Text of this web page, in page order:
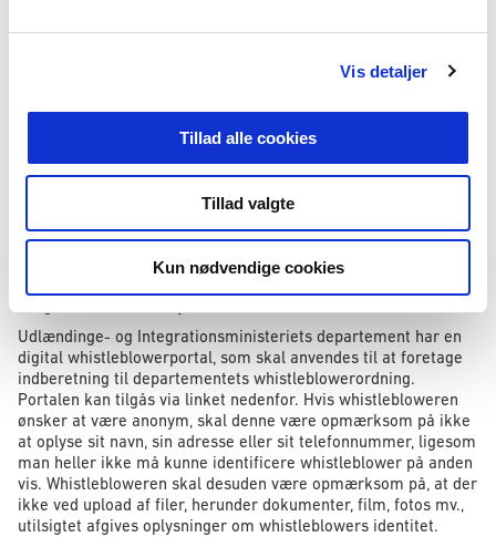
Vis detaljer
Tillad alle cookies
Tillad valgte
Kun nødvendige cookies
vejledning om offentligt ansattes ytringsfrihed.
Whistleblowerenheden kan efter whistleblowerlovens § 22
og oplysninger om strafbare forhold, hvis det er nødvendigt for
at behandle en indberetning, som er modtaget i forbindelse
med arbejdspladsens whistleblowerordning.
Medarbejdere, der er tilknyttet whistleblowerenheden, har en
indberetninger.
Udlændinge- og Integrationsministeriets departement har en
digital whistleblowerportal, som skal anvendes til at foretage
indberetning til departementets whistleblowerordning.
Portalen kan tilgås via linket nedenfor. Hvis whistlebloweren
ønsker at være anonym, skal denne være opmærksom på ikke
at oplyse sit navn, sin adresse eller sit telefonnummer, ligesom
man heller ikke må kunne identificere whistleblower på anden
vis. Whistlebloweren skal desuden være opmærksom på, at der
ikke ved upload af filer, herunder dokumenter, film, fotos mv.,
utilsigtet afgives oplysninger om whistleblowers identitet.